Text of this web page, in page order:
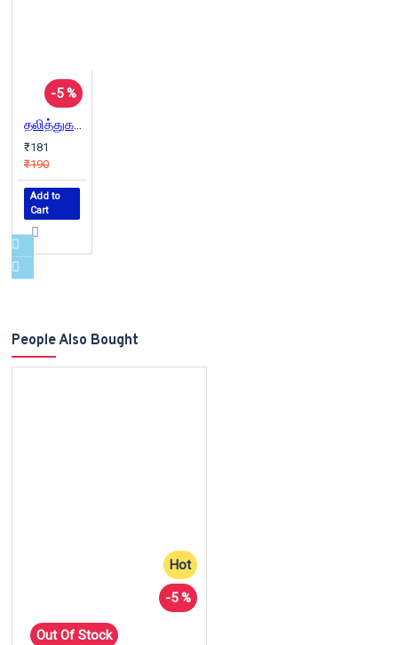
-5 %
தலித்துகளும் தண்ணீரும்
₹181
₹190
Add to
Cart
People Also Bought
Hot
-5 %
Out Of Stock